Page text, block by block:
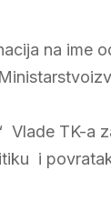
na ime
Vlade TK-a
i